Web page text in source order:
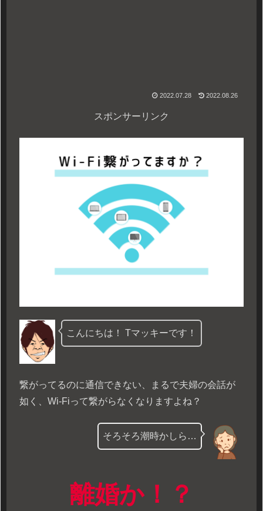
2022.07.28 2022.08.26
スポンサーリンク
こんにちは！ Tマッキーです！
繋がってるのに通信できない、まるで夫婦の会話が
如く、Wi-Fiって繋がらなくなりますよね？
そろそろ潮時かしら…
離婚か！？